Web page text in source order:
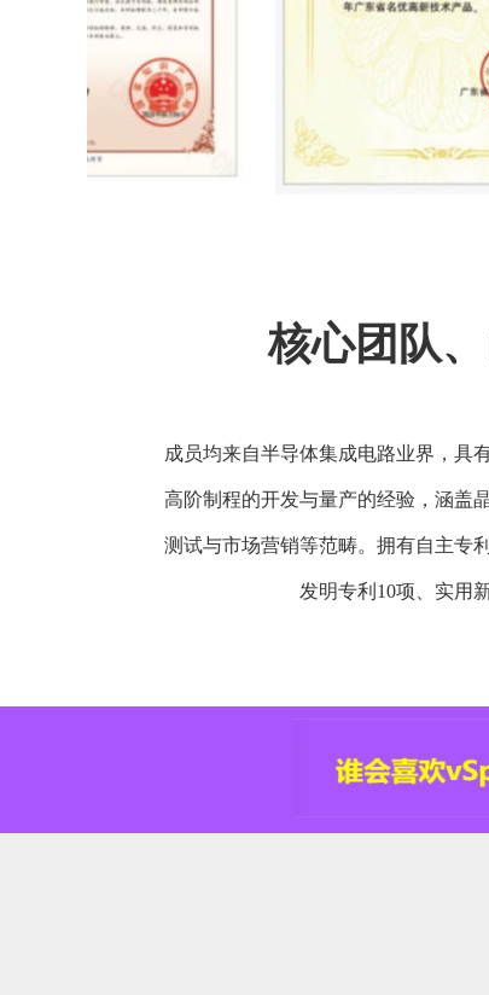
核心团队
成员均来自半导体集成电路业界，具
高阶制程的开发与量产的经验，涵盖
测试与市场营销等范畴。拥有自主专
发明专利10项、实用